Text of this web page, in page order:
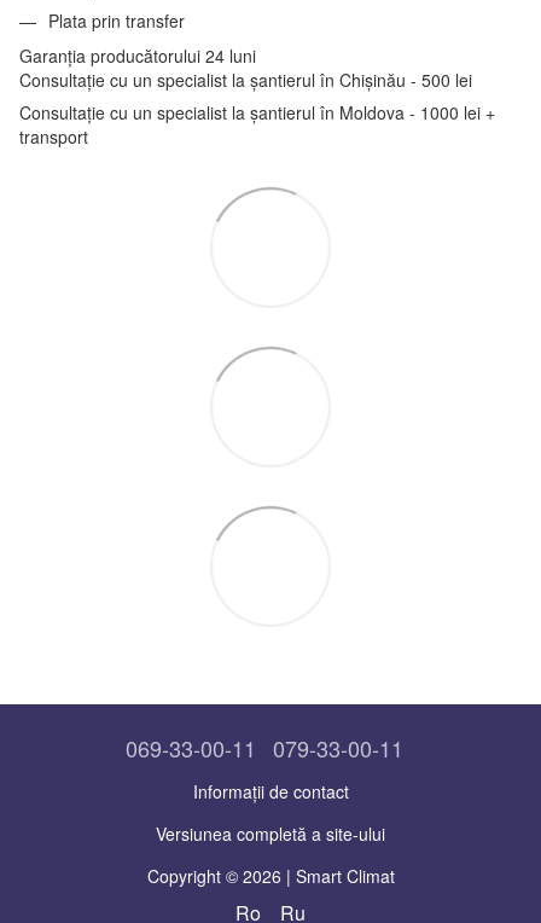
Plata prin transfer
Garanția producătorului 24 luni
Consultație cu un specialist la șantierul în Chișinău - 500 lei
Consultație cu un specialist la șantierul în Moldova - 1000 lei +
transport
069-33-00-11 079-33-00-11
Informații de contact
Versiunea completă a site-ului
Copyright © 2026 | Smart Climat
Ro Ru